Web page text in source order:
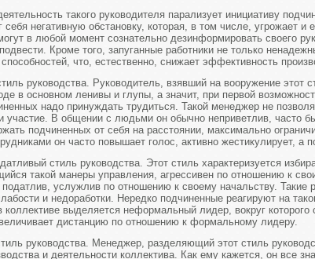
такого руководителя парализует инициативу
себя негативную обстановку, которая, в том числе, угрожает
в любой момент сознательно дезинформировать своего
Кроме того, запуганные работники не только
что, естественно, снижает эффективность
руководства. Руководитель, взявший на вооружение этот
в основном ленивы и глупы, а значит, при первой
надо принуждать трудиться. Такой менеджер не
участие. В общении с людьми он обычно неприветлив, часто
подчиненных от себя на расстоянии, максимально
он часто повышает голос, активно жестикулирует, а
стиль руководства. Этот стиль характеризуется
такой манеры управления, агрессивен по отношению к
услужлив по отношению к своему начальству. Такие
и недоработки. Нередко подчиненные реагируют на
коллективе выделяется неформальный лидер, вокруг которого
дистанцию по отношению к формальному лидеру.
руководства. Менеджер, разделяющий этот стиль
и деятельности коллектива. Как ему кажется, он все